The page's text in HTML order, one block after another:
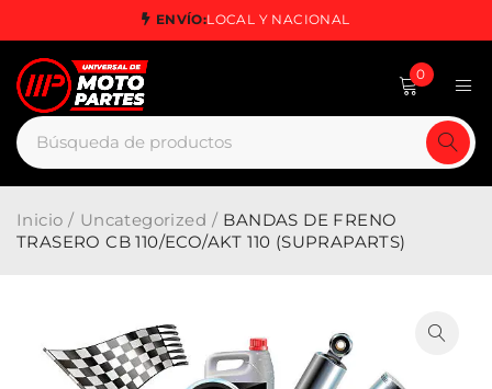
ENVÍO:LOCAL Y NACIONAL
0
Inicio / Uncategorized / BANDAS DE FRENO
TRASERO CB 110/ECO/AKT 110 (SUPRAPARTS)